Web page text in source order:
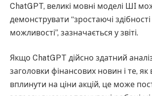
ChatGPT, великі мовні моделі ШІ
демонструвати “зростаючі здібності
можливості”, зазначається у звіті.
Якщо ChatGPT дійсно здатний
заголовки фінансових новин і те,
вплинути на ціни акцій, це може